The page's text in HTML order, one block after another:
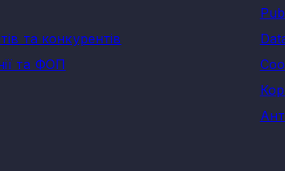
та конкурентів
та ФОП